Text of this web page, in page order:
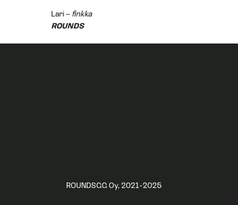
Lari –finkka
ROUNDS
ROUNDSGG Oy, 2021-2025